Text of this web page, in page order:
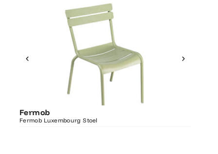
Fermob
Fermob Luxembourg Stoel
Ontdek Fermob
Luxembourg Stoel